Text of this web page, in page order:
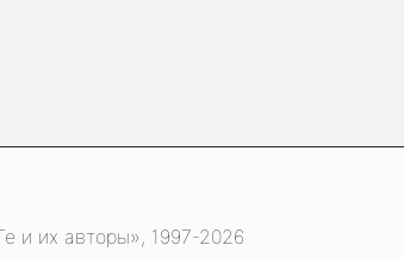
и их авторы», 1997-2026